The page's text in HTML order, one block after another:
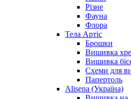
Різне
Фауна
Флора
Тела Артіс
Брошки
Вишивка
Вишивка
Схеми для
Папертоль
Alisena (Україна)